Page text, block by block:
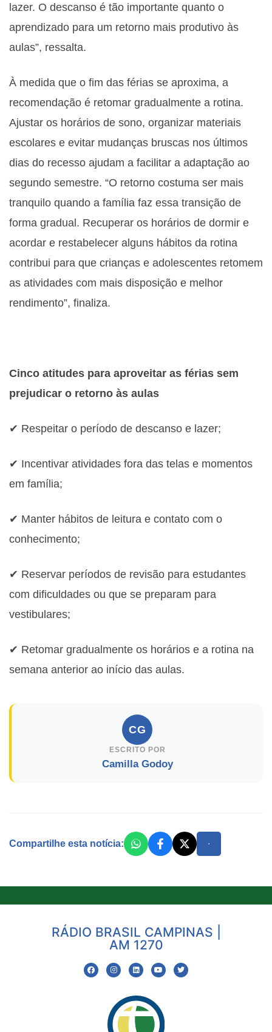
lazer. O descanso é tão importante quanto o
aprendizado para um retorno mais produtivo às
aulas”, ressalta.
À medida que o fim das férias se aproxima, a
recomendação é retomar gradualmente a rotina.
Ajustar os horários de sono, organizar materiais
escolares e evitar mudanças bruscas nos últimos
dias do recesso ajudam a facilitar a adaptação ao
segundo semestre. “O retorno costuma ser mais
tranquilo quando a família faz essa transição de
forma gradual. Recuperar os horários de dormir e
acordar e restabelecer alguns hábitos da rotina
contribui para que crianças e adolescentes retomem
as atividades com mais disposição e melhor
rendimento”, finaliza.
Cinco atitudes para aproveitar as férias sem
prejudicar o retorno às aulas
✔ Respeitar o período de descanso e lazer;
✔ Incentivar atividades fora das telas e momentos
em família;
✔ Manter hábitos de leitura e contato com o
conhecimento;
✔ Reservar períodos de revisão para estudantes
com dificuldades ou que se preparam para
vestibulares;
✔ Retomar gradualmente os horários e a rotina na
semana anterior ao início das aulas.
CG
ESCRITO POR
Camilla Godoy
Compartilhe esta notícia:
RÁDIO BRASIL CAMPINAS |
AM 1270